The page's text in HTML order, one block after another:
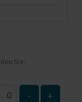
Sie:
- +